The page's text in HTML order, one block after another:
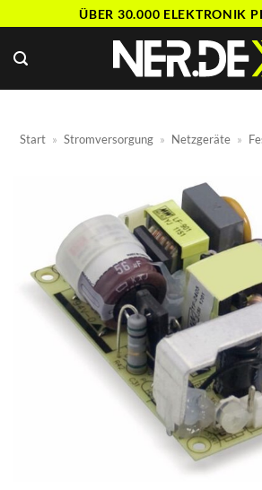
springen
ÜBER 30.000 ELEKTRONIK
Start » Stromversorgung » Netzgeräte »